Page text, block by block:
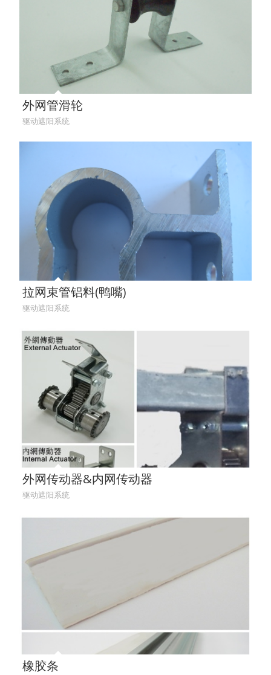
外网管滑轮
驱动遮阳系统
拉网束管铝料(鸭嘴)
驱动遮阳系统
外网传动器&​内网传动器
驱动遮阳系统
橡胶条